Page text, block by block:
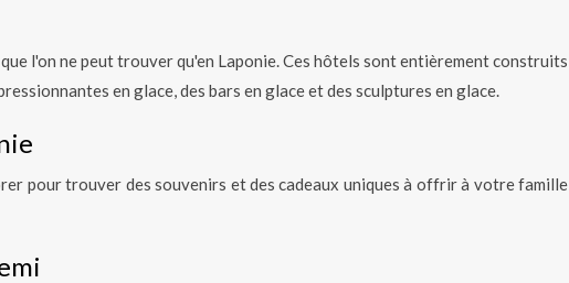
l'on ne peut trouver qu'en Laponie. Ces hôtels sont entièrement construits
en glace, des bars en glace et des sculptures en glace.
pour trouver des souvenirs et des cadeaux uniques à offrir à votre famille